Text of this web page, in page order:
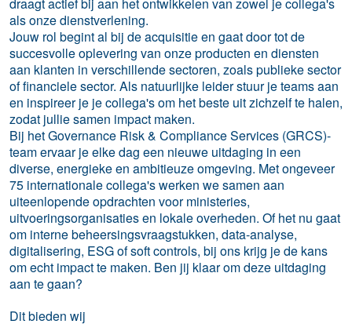
als onze dienstverlening.
Jouw rol begint al bij de acquisitie en gaat door tot de
succesvolle oplevering van onze producten en diensten
aan klanten in verschillende sectoren, zoals publieke sector
of financiele sector. Als natuurlijke leider stuur je teams aan
en inspireer je je collega's om het beste uit zichzelf te halen,
zodat jullie samen impact maken.
Bij het Governance Risk & Compliance Services (GRCS)-
team ervaar je elke dag een nieuwe uitdaging in een
diverse, energieke en ambitieuze omgeving. Met ongeveer
75 internationale collega's werken we samen aan
uiteenlopende opdrachten voor ministeries,
uitvoeringsorganisaties en lokale overheden. Of het nu gaat
om interne beheersingsvraagstukken, data-analyse,
digitalisering, ESG of soft controls, bij ons krijg je de kans
om echt impact te maken. Ben jij klaar om deze uitdaging
aan te gaan?
Dit bieden wij